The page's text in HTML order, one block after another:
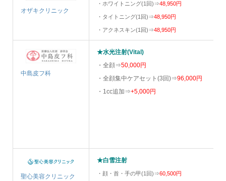
オザキクリニック
・ホワイトニング(1回)⇒48,950円
・タイトニング(1回)⇒48,950円
・アクネスキン(1回)⇒48,950円
中島皮フ科
★水光注射(Vital)
・全顔⇒50,000円
・全顔集中ケアセット(3回)⇒96,000円
・1cc追加⇒+5,000円
聖心美容クリニック
★白雪注射
・顔・首・手の甲(1回)⇒60,500円